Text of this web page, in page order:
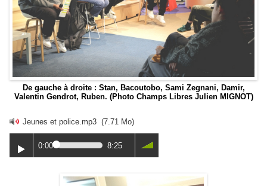
De gauche à droite : Stan, Bacoutobo, Sami Zegnani, Damir,
Valentin Gendrot, Ruben. (Photo Champs Libres Julien MIGNOT)
Jeunes et police.mp3 (7.71 Mo)
0:00 8:25